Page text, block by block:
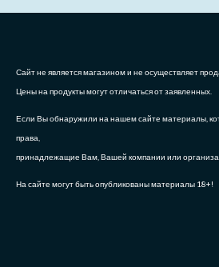
Сайт не является магазином и не осуществляет
Цены на продукты могут отличаться от заявленных.
Если Вы обнаружили на нашем сайте материалы,
права,
принадлежащие Вам, Вашей компании или
На сайте могут быть опубликованы материалы 18+!